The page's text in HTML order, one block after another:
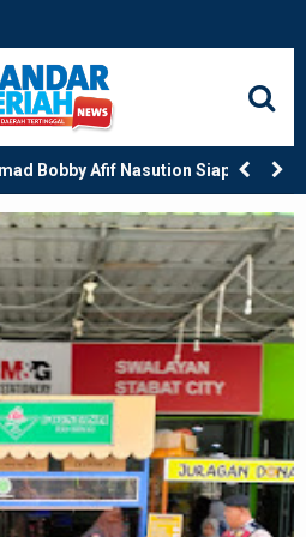
Bobby Afif Nasution Siapkan
Kesehatan Kepulauan Nias